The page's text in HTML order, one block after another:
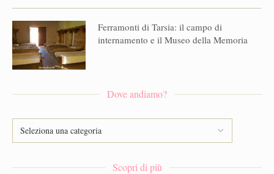
Ferramonti di Tarsia: il campo di
internamento e il Museo della Memoria
Dove andiamo?
Scopri di più